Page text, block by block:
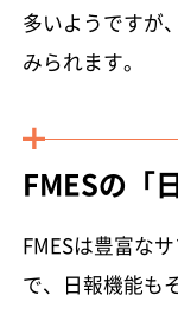
多いようですが
みられます。
FMESの「
FMESは豊富な
で、日報機能も